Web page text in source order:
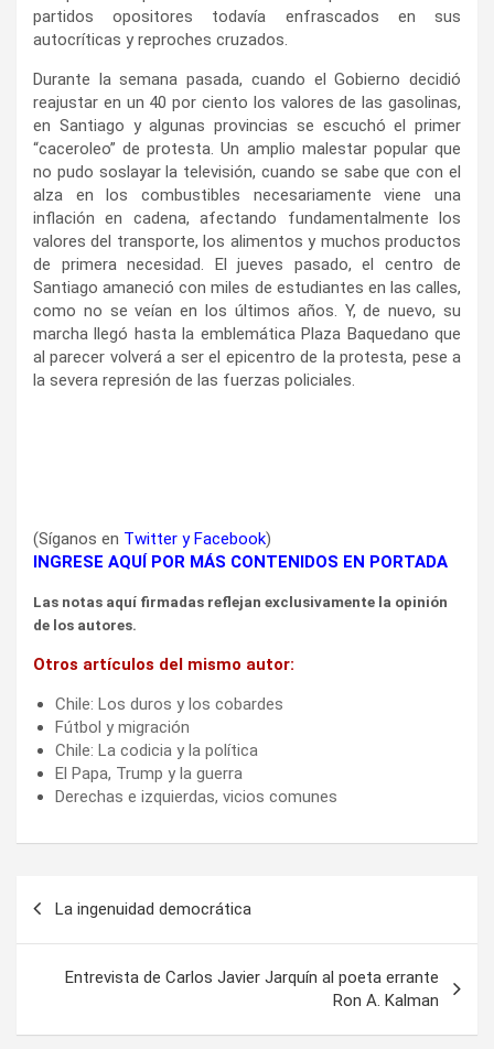
partidos opositores todavía enfrascados en sus
autocríticas y reproches cruzados.
Durante la semana pasada, cuando el Gobierno decidió
reajustar en un 40 por ciento los valores de las gasolinas,
en Santiago y algunas provincias se escuchó el primer
“caceroleo” de protesta. Un amplio malestar popular que
no pudo soslayar la televisión, cuando se sabe que con el
alza en los combustibles necesariamente viene una
inflación en cadena, afectando fundamentalmente los
valores del transporte, los alimentos y muchos productos
de primera necesidad. El jueves pasado, el centro de
Santiago amaneció con miles de estudiantes en las calles,
como no se veían en los últimos años. Y, de nuevo, su
marcha llegó hasta la emblemática Plaza Baquedano que
al parecer volverá a ser el epicentro de la protesta, pese a
la severa represión de las fuerzas policiales.
(Síganos en Twitter yFacebook)
INGRESE AQUÍ POR MÁS CONTENIDOS EN PORTADA
Las notas aquí firmadas reflejan exclusivamente la opinión
de los autores.
Otros artículos del mismo autor:
Chile: Los duros y los cobardes
Fútbol y migración
Chile: La codicia y la política
El Papa, Trump y la guerra
Derechas e izquierdas, vicios comunes
entradas
La ingenuidad democrática
Entrevista de Carlos Javier Jarquín al poeta errante
Ron A. Kalman